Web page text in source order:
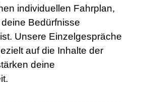
individuellen Fahrplan,
Bedürfnisse
Unsere Einzelgespräche
auf die Inhalte der
deine